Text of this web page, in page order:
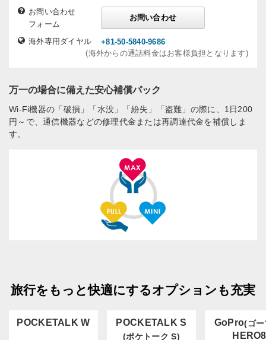
お問い合わせ
フォーム
お問い合わせ
海外専用ダイヤル
+81-50-5840-9686
(海外からの通話料金はお客様負担となります)
万一の場合に備えた安心補償パック
Wi-Fi機器の「破損」「水没」「紛失」「盗難」の際に、1日200
円～で、通信機器などの修理代金または再調達代金を補償しま
す。
旅行をもっと快適にするオプションも充実
POCKETALK W POCKETALK S
(ポケトーク S)
GoPro(ゴ
HERO8